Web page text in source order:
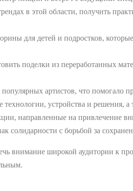
в этой области, получить
для детей и подростков,
поделки из переработанных
артистов, что помогало
устройства и решения,
направленные на привлечение
солидарности с борьбой за
внимание широкой аудитории к